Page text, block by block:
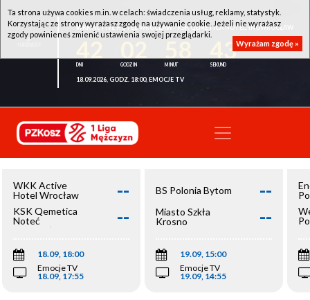
WKK ACTIVE HOTEL WROCŁAW - KSK QEMETICA NOTEĆ INOWROCŁAW
43
18.09.2026, GODZ. 18:00, EMOCJE TV
WKK Active
Hotel Wrocław
--
KSK Qemetica
Noteć
Inowrocław
--
18.09, 18:00
Emocje TV
18.09, 17:55
BS Polonia Bytom --
Miasto Szkła
Krosno
--
19.09, 15:00
Emocje TV
19.09, 14:55
Ta strona używa cookies m.in. w celach: świadczenia usług, reklamy, statystyk.
Korzystając ze strony wyrażasz zgodę na używanie cookie. Jeżeli nie wyrażasz
zgody powinieneś zmienić ustawienia swojej przeglądarki.
Wyrażam zgodę »